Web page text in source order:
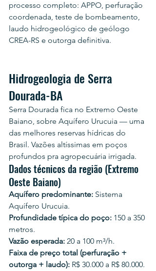
processo completo: APPO, perfuração
coordenada, teste de bombeamento,
laudo hidrogeológico de geólogo
CREA-RS e outorga definitiva.
Hidrogeologia de Serra
Dourada-BA
Serra Dourada fica no Extremo Oeste
Baiano, sobre Aquífero Urucuia — uma
das melhores reservas hídricas do
Brasil. Vazões altíssimas em poços
profundos pra agropecuária irrigada.
Dados técnicos da região (Extremo
Oeste Baiano)
Aquífero predominante: Sistema
Aquífero Urucuia.
Profundidade típica do poço: 150 a 350
metros.
Vazão esperada: 20 a 100 m³/h.
Faixa de preço total (perfuração +
outorga + laudo): R$ 30.000 a R$ 80.000.